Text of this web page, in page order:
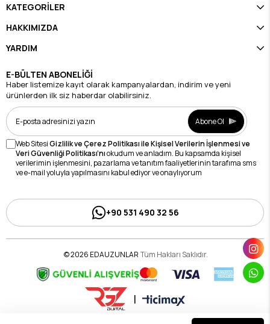
KATEGORİLER
HAKKIMIZDA
YARDIM
E-BÜLTEN ABONELİĞİ
Haber listemize kayıt olarak kampanyalardan, indirim ve yeni
ürünlerden ilk siz haberdar olabilirsiniz.
Abone Ol
Web SitesiGizlilik ve Çerez Politikası ile Kişisel Verilerin İşlenmesi ve
Veri Güvenliği Politikası’nıokudum ve anladım. Bu kapsamda kişisel
verilerimin işlenmesini, pazarlama ve tanıtım faaliyetlerinin tarafıma sms
ve e-mail yoluyla yapılmasını kabul ediyor ve onaylıyorum
+90 531 490 32 56
© 2026 EDAUZUNLAR Tüm Hakları Saklıdır.
|